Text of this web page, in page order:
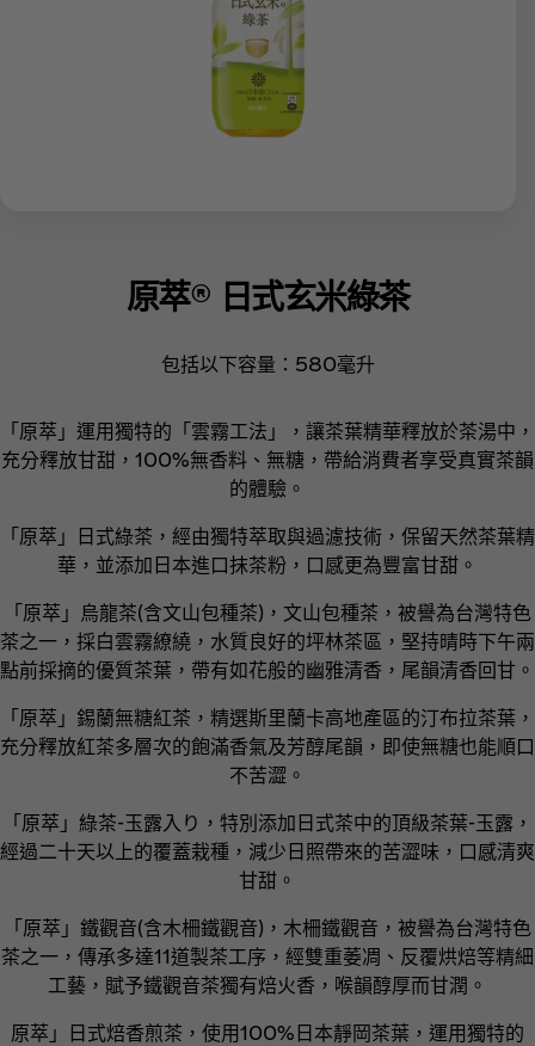
原萃® 日式玄米綠茶
包括以下容量：580毫升
「原萃」運用獨特的「雲霧工法」，讓茶葉精華釋放於茶湯中，
充分釋放甘甜，100%無香料、無糖，帶給消費者享受真實茶韻
的體驗。
「原萃」日式綠茶，經由獨特萃取與過濾技術，保留天然茶葉精
華，並添加日本進口抹茶粉，口感更為豐富甘甜。
「原萃」烏龍茶(含文山包種茶)，文山包種茶，被譽為台灣特色
茶之一，採白雲霧繚繞，水質良好的坪林茶區，堅持晴時下午兩
點前採摘的優質茶葉，帶有如花般的幽雅清香，尾韻清香回甘。
「原萃」錫蘭無糖紅茶，精選斯里蘭卡高地產區的汀布拉茶葉，
充分釋放紅茶多層次的飽滿香氣及芳醇尾韻，即使無糖也能順口
不苦澀。
「原萃」綠茶-玉露入り，特別添加日式茶中的頂級茶葉-玉露，
經過二十天以上的覆蓋栽種，減少日照帶來的苦澀味，口感清爽
甘甜。
「原萃」鐵觀音(含木柵鐵觀音)，木柵鐵觀音，被譽為台灣特色
茶之一，傳承多達11道製茶工序，經雙重萎凋、反覆烘焙等精細
工藝，賦予鐵觀音茶獨有焙火香，喉韻醇厚而甘潤。
原萃」日式焙香煎茶，使用100%日本靜岡茶葉，運用獨特的